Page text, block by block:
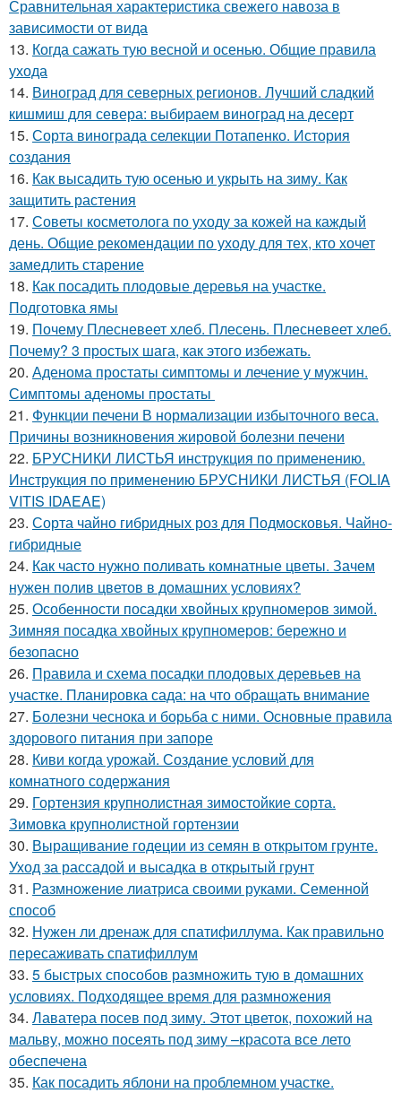
Сравнительная характеристика свежего навоза в
зависимости от вида
13. Когда сажать тую весной и осенью. Общие правила
ухода
14. Виноград для северных регионов. Лучший сладкий
кишмиш для севера: выбираем виноград на десерт
15. Сорта винограда селекции Потапенко. История
создания
16. Как высадить тую осенью и укрыть на зиму. Как
защитить растения
17. Советы косметолога по уходу за кожей на каждый
день. Общие рекомендации по уходу для тех, кто хочет
замедлить старение
18. Как посадить плодовые деревья на участке.
Подготовка ямы
19. Почему Плесневеет хлеб. Плесень. Плесневеет хлеб.
Почему? 3 простых шага, как этого избежать.
20. Аденома простаты симптомы и лечение у мужчин.
Симптомы аденомы простаты
21. Функции печени В нормализации избыточного веса.
Причины возникновения жировой болезни печени
22. БРУСНИКИ ЛИСТЬЯ инструкция по применению.
Инструкция по применению БРУСНИКИ ЛИСТЬЯ (FOLIA
VITIS IDAEAE)
23. Сорта чайно гибридных роз для Подмосковья. Чайно-
гибридные
24. Как часто нужно поливать комнатные цветы. Зачем
нужен полив цветов в домашних условиях?
25. Особенности посадки хвойных крупномеров зимой.
Зимняя посадка хвойных крупномеров: бережно и
безопасно
26. Правила и схема посадки плодовых деревьев на
участке. Планировка сада: на что обращать внимание
27. Болезни чеснока и борьба с ними. Основные правила
здорового питания при запоре
28. Киви когда урожай. Создание условий для
комнатного содержания
29. Гортензия крупнолистная зимостойкие сорта.
Зимовка крупнолистной гортензии
30. Выращивание годеции из семян в открытом грунте.
Уход за рассадой и высадка в открытый грунт
31. Размножение лиатриса своими руками. Семенной
способ
32. Нужен ли дренаж для спатифиллума. Как правильно
пересаживать спатифиллум
33. 5 быстрых способов размножить тую в домашних
условиях. Подходящее время для размножения
34. Лаватера посев под зиму. Этот цветок, похожий на
мальву, можно посеять под зиму –красота все лето
обеспечена
35. Как посадить яблони на проблемном участке.